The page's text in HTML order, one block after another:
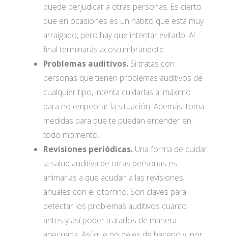
puede perjudicar a otras personas. Es cierto
que en ocasiones es un hábito que está muy
arraigado, pero hay que intentar evitarlo. Al
final terminarás acostumbrándote.
Problemas auditivos.Si tratas con
personas que tienen problemas auditivos de
cualquier tipo, intenta cuidarlas al máximo
para no empeorar la situación. Además, toma
medidas para que te puedan entender en
todo momento.
Revisiones periódicas.Una forma de cuidar
la salud auditiva de otras personas es
animarlas a que acudan a las revisiones
anuales con el otorrino. Son claves para
detectar los problemas auditivos cuanto
antes y así poder tratarlos de manera